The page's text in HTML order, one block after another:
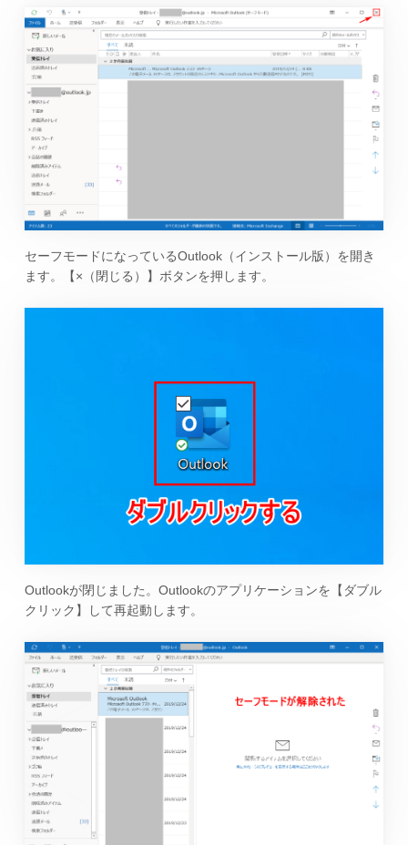
セーフモードになっているOutlook（インストール版）を開き
ます。【×（閉じる）】ボタンを押します。
Outlookが閉じました。Outlookのアプリケーションを【ダブル
クリック】して再起動します。